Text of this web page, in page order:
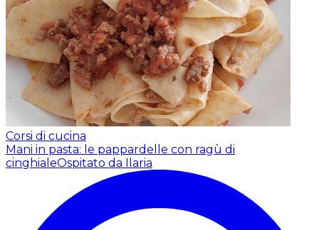
Corsi di cucina
Mani in pasta: le pappardelle con ragù di
cinghialeOspitato da Ilaria